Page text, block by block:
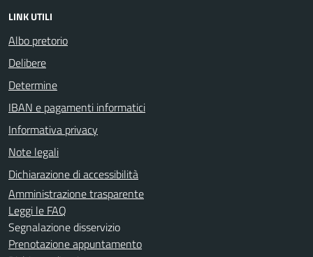
LINK UTILI
Albo pretorio
Delibere
Determine
IBAN e pagamenti informatici
Informativa privacy
Note legali
Dichiarazione di accessibilità
Amministrazione trasparente
Leggi le FAQ
Segnalazione disservizio
Prenotazione appuntamento